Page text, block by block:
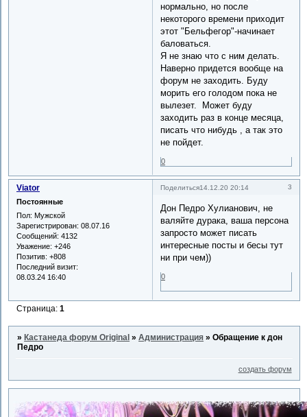
нормально, но после
некоторого времени приходит
этот "Бельфегор"-начинает
баловаться.
Я не знаю что с ним делать.
Наверно придется вообще на
форум не заходить. Буду
морить его голодом пока не
вылезет. Может буду
заходить раз в конце месяца,
писать что нибудь , а так это
не пойдет.
0
Поделиться 3
14.12.20 20:14
Viator
Постоянные
Пол: Мужской
Зарегистрирован: 08.07.16
Сообщений: 4132
Уважение: +246
Позитив: +808
Последний визит:
08.03.24 16:40
Дон Педро Хулианович, не
валяйте дурака, ваша персона
запросто может писать
интересные посты и бесы тут
ни при чем))
0
Страница:1
» Кастанеда форум Original »Администрация »Обращение к дон
Педро
создать форум